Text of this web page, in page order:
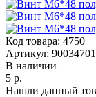
Код товара: 4750
Артикул: 90034701
В наличии
5 р.
Нашли данный